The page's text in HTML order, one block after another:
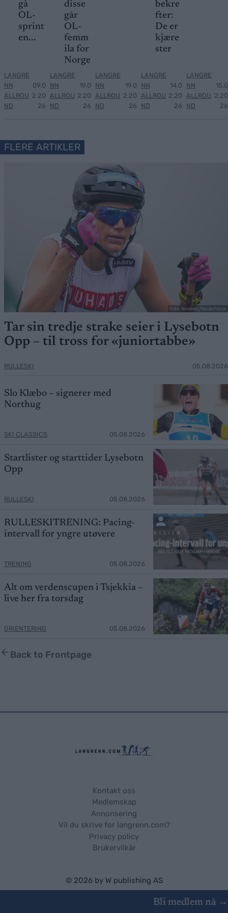
Bli medlem nå →
gå
OL-
sprint
en...
LANGRE
NN
ALLROU
ND
09.0
2.20
26
disse
går
OL-
femm
ila for
Norge
LANGRE
NN
ALLROU
ND
19.0
2.20
26
LANGRE
NN
ALLROU
ND
19.0
2.20
26
bekre
fter:
De er
kjære
ster
LANGRE
NN
ALLROU
ND
14.0
2.20
26
LANGRE
NN
ALLROU
ND
15.0
2.20
26
FLERE ARTIKLER
Foto: Nordnes/NordicFocus
Tar sin tredje strake seier i Lysebotn
Opp – til tross for «juniortabbe»
RULLESKI 05.08.2026
Slo Klæbo – signerer med
Northug
SKI CLASSICS 05.08.2026
Startlister og starttider Lysebotn
Opp
RULLESKI 05.08.2026
RULLESKITRENING: Pacing-
intervall for yngre utøvere
TRENING 05.08.2026
Alt om verdenscupen i Tsjekkia –
live her fra torsdag
ORIENTERING 05.08.2026
Back to Frontpage
Kontakt oss
Medlemskap
Annonsering
Vil du skrive for langrenn.com?
Privacy policy
Brukervilkår
© 2026 by W publishing AS